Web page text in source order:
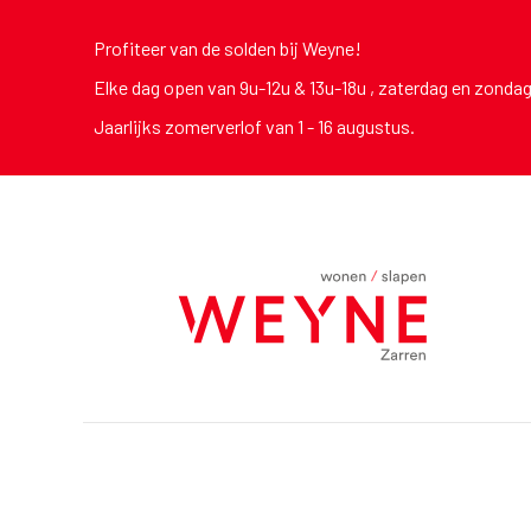
Profiteer van de solden bij Weyne!
Elke dag open van 9u-12u & 13u-18u , zaterdag en
Jaarlijks zomerverlof van 1 - 16 augustus.